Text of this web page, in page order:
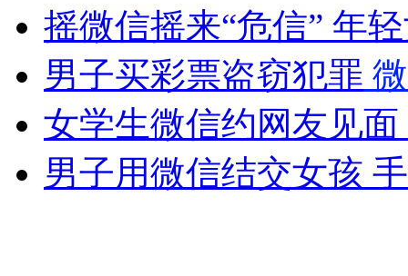
无痛分娩是否安全 医生回应
外交部：反对强权政治霸凌主义
外交部：有关国家言论片面不公正
摇微信摇来“危信” 年
男子买彩票盗窃犯罪
女学生微信约网友见
男子用微信结交女孩